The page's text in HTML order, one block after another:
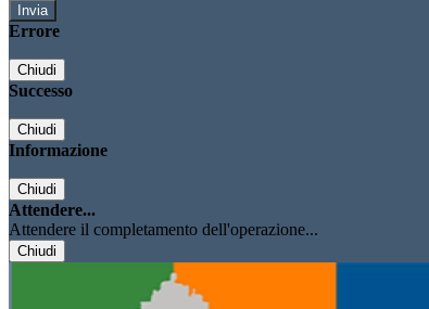
Errore
Chiudi
Successo
Chiudi
Informazione
Chiudi
Attendere...
Attendere il completamento dell'operazione...
Chiudi